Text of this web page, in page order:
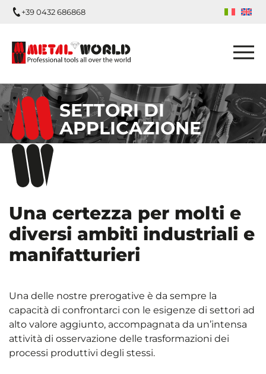
+39 0432 686868
SETTORI DI
APPLICAZIONE
Una certezza per molti e
diversi ambiti industriali e
manifatturieri
Una delle nostre prerogative è da sempre la
capacità di confrontarci con le esigenze di settori ad
alto valore aggiunto, accompagnata da un’intensa
attività di osservazione delle trasformazioni dei
processi produttivi degli stessi.